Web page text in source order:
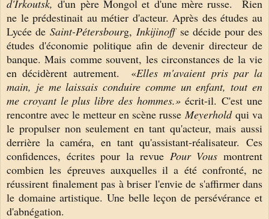
d'Irkoutsk, d'un père Mongol et d'une mère russe. Rien
ne le prédestinait au métier d'acteur. Après des études au
Lycée deSaint-Pétersbourg, Inkijinoffse décide pour des
études d'économie politique afin de devenir directeur de
banque. Mais comme souvent, les circonstances de la vie
en décidèrent autrement. «Elles m'avaient pris par la
main, je me laissais conduire comme un enfant, tout en
me croyant le plus libre des hommes.»écrit-il. C'est une
rencontre avec le metteur en scène russe Meyerholdqui va
le propulser non seulement en tant qu'acteur, mais aussi
derrière la caméra, en tant qu'assistant-réalisateur. Ces
confidences, écrites pour la revue Pour Vous montrent
combien les épreuves auxquelles il a été confronté, ne
réussirent finalement pas à briser l'envie de s'affirmer dans
le domaine artistique. Une belle leçon de persévérance et
d'abnégation.